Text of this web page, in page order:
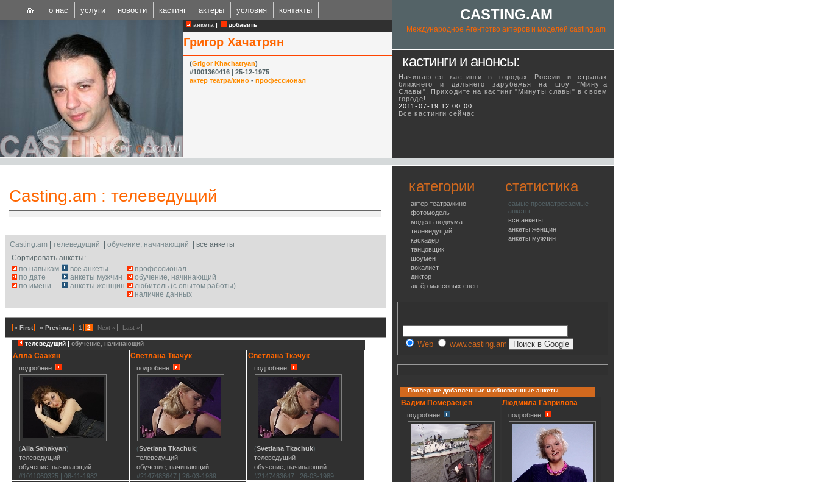
анкета | добавить
Григор Хачатрян
(Grigor Khachatryan)
#1001360416 | 25-12-1975
актер театра/кино - профессионал
Casting.am : телеведущий
Casting.am телеведущий обучение, начинающий | все анкеты
Сортировать анкеты:
по навыкам
по дате
по имени
все анкеты
анкеты мужчин
анкеты женщин
профессионал
обучение, начинающий
любитель (с опытом работы)
наличие данных
« First « Previous 1 2 Next » Last »
телеведущий | обучение, начинающий
Алла Саакян
подробнее:
(Alla Sahakyan)
телеведущий
обучение, начинающий
#1011060325 | 08-11-1982
Светлана Ткачук
подробнее:
(Svetlana Tkachuk)
телеведущий
обучение, начинающий
#2147483647 | 26-03-1989
Светлана Ткачук
подробнее:
(Svetlana Tkachuk)
телеведущий
обучение, начинающий
#2147483647 | 26-03-1989
о нас услуги новости кастинг актеры условия контакты CASTING.AM
Международное Агентство актеров и моделей casting.am
кастинги и анонсы:
Начинаются кастинги в городах России и странах
ближнего и дальнего зарубежья на шоу "Минута
Славы". Приходите на кастинг "Минуты славы" в своeм
городе!
2011-07-19 12:00:00
Все кастинги сейчас
категории
актер театра/кино
фотомодель
модель подиума
телеведущий
каскадер
танцовщик
шоумен
вокалист
диктор
актёр массовых сцен
статистика
самые просматреваемые
анкеты
все анкеты
анкеты женщин
анкеты мужчин
Web www.casting.am
Последние добавленные и обновленные анкеты
Вадим Помераецев
подробнее:
Людмила Гаврилова
подробнее: